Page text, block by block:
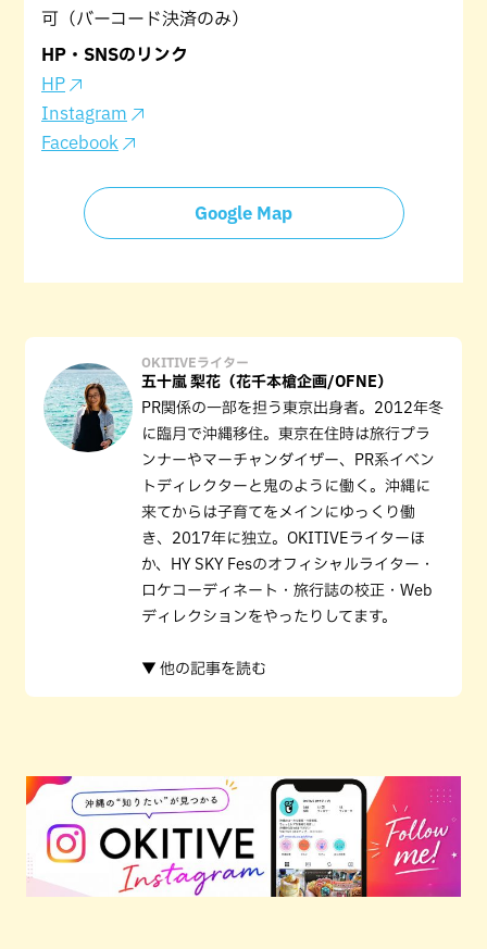
可（バーコード決済のみ）
HP・SNSのリンク
HP
Instagram
Facebook
Google Map
OKITIVEライター
五十嵐 梨花（花千本槍企画/OFNE）
PR関係の一部を担う東京出身者。2012年冬
に臨月で沖縄移住。東京在住時は旅行プラ
ンナーやマーチャンダイザー、PR系イベン
トディレクターと鬼のように働く。沖縄に
来てからは子育てをメインにゆっくり働
き、2017年に独立。OKITIVEライターほ
か、HY SKY Fesのオフィシャルライター・
ロケコーディネート・旅行誌の校正・Web
ディレクションをやったりしてます。
▼ 他の記事を読む